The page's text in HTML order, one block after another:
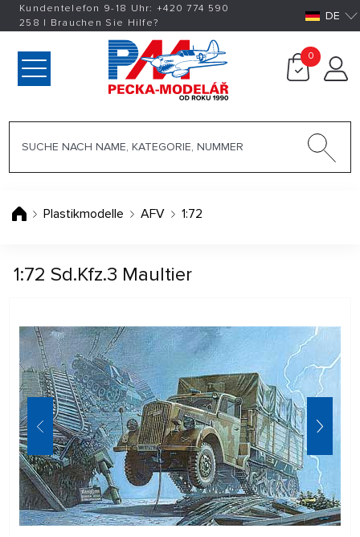
Kundentelefon 9-18 Uhr: +420774 590
258 | Brauchen Sie Hilfe? DE
0
Plastikmodelle AFV 1:72
1:72 Sd.Kfz.3 Maultier